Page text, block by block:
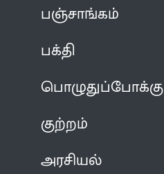
பஞ்சாங்கம்
பக்தி
பொழுதுப்போக்கு
குற்றம்
அரசியல்